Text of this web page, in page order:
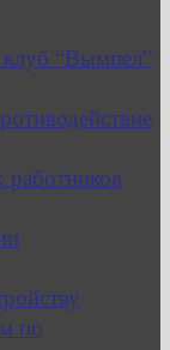
“Вымпел”
работников
по